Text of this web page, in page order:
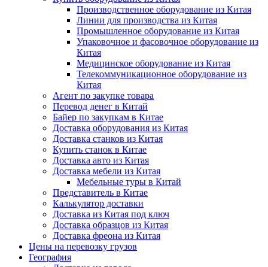
Производственное оборудование из Китая
Линии для производства из Китая
Промышленное оборудование из Китая
Упаковочное и фасовочное оборудование из
Китая
Медицинское оборудование из Китая
Телекоммуникационное оборудование из
Китая
Агент по закупке товара
Перевод денег в Китай
Байер по закупкам в Китае
Доставка оборудования из Китая
Доставка станков из Китая
Купить станок в Китае
Доставка авто из Китая
Доставка мебели из Китая
Мебельные туры в Китай
Представитель в Китае
Калькулятор доставки
Доставка из Китая под ключ
Доставка образцов из Китая
Доставка фреона из Китая
Цены на перевозку грузов
География